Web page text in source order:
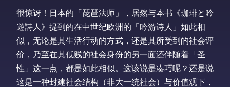
很惊讶！日本的「琵琶法师」，居然与本书《珈琲と吟
遊詩人》提到的在中世纪欧洲的「吟游诗人」如此相
似，无论是其生活行动的方式，还是其所受到的社会评
价，乃至在其低贱的社会身份的另一面还伴随着「圣
性」这一点，都是如此相似。这该说是凑巧呢？还是说
这是一种封建社会结构（非大一统社会）与价值观下，